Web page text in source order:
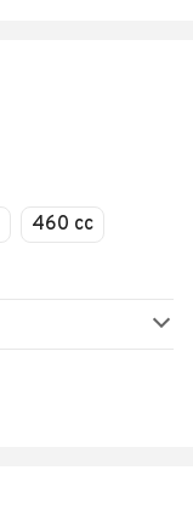
460 cc